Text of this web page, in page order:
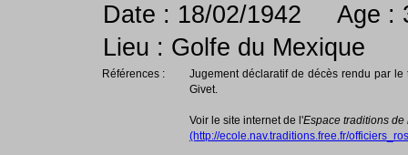
Date : 18/02/1942 Age :
Lieu : Golfe du Mexique
Références :
Jugement déclaratif de décès rendu par
Givet.
Voir le site internet de l'Espace traditions de
(http://ecole.nav.traditions.free.fr/